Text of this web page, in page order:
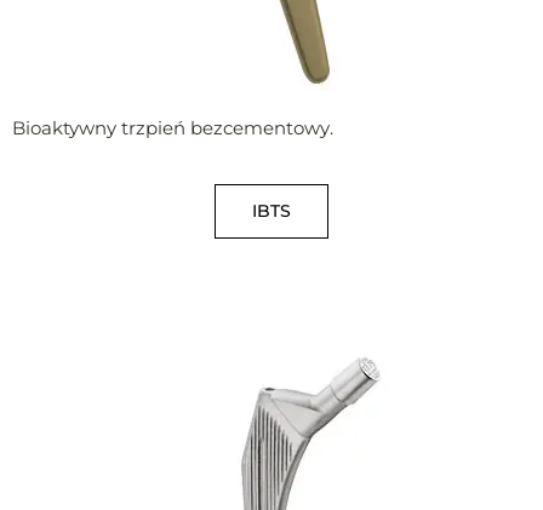
Bioaktywny trzpień bezcementowy.
IBTS